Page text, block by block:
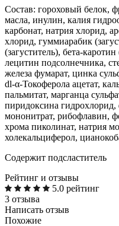
Состав: гороховый белок,
масла, инулин, калия
карбонат, натрия хлорид,
хлорид, гуммиарабик
(загуститель), бета-
лецитин подсолнечника,
железа фумарат, цинка
dl-α-Токоферола ацетат,
пальмитат, марганца
пиридоксина
мононитрат, рибофлавин,
хрома пиколинат, натрия
холекальциферол,
Содержит подсластитель
Рейтинг и отзывы
5.0 рейтинг
3 отзыва
Написать отзыв
Похожие